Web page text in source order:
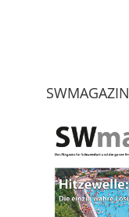
SWMAGAZIN